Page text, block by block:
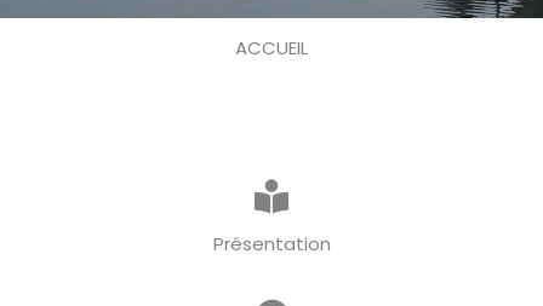
ACCUEIL
Présentation